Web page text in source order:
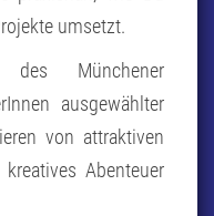
umsetzt.
Münchener
ausgewählter
von attraktiven
Abenteuer